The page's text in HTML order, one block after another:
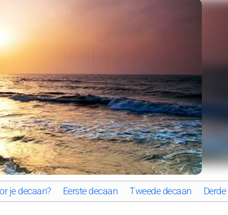
je decaan? Eerste decaan Tweede decaan